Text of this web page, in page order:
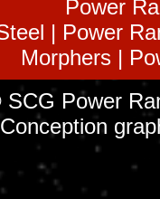
Power
| Power
Morphers |
Power
Conception